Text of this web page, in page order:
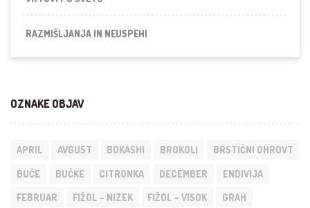
RAZMIŠLJANJA IN NEUSPEHI
OZNAKE OBJAV
APRIL AVGUST BOKASHI BROKOLI BRSTIČNI OHROVT
BUČE BUČKE CITRONKA DECEMBER ENDIVIJA
FEBRUAR FIŽOL – NIZEK FIŽOL – VISOK GRAH